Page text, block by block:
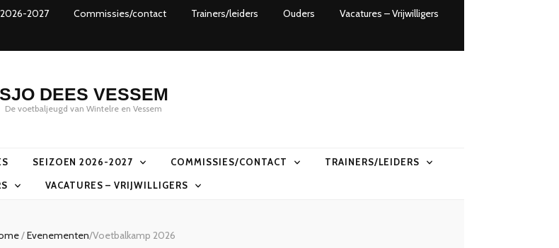
2027 Commissies/contact Trainers/leiders Ouders Vacatures – Vrijwilligers
SJO DEES VESSEM
De voetbaljeugd van Wintelre en Vessem
SEIZOEN 2026-2027 COMMISSIES/CONTACT TRAINERS/LEIDERS
VACATURES – VRIJWILLIGERS
/Evenementen/Voetbalkamp 2026